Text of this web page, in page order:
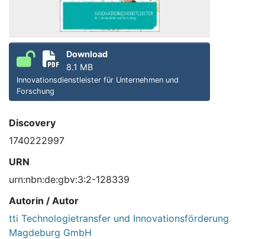
Download
8.1 MB
Innovationsdienstleister für Unternehmen und
Forschung
Discovery
1740222997
URN
urn:nbn:de:gbv:3:2-128339
Autorin / Autor
tti Technologietransfer und Innovationsförderung
Magdeburg GmbH